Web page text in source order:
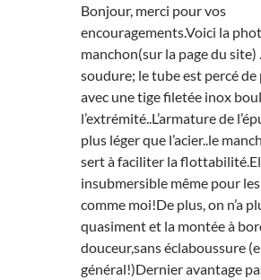
Bonjour, merci pour vos
encouragements.Voici la
manchon(sur la page du site)
soudure; le tube est percé
avec une tige filetée inox
l’extrémité..L’armature de
plus léger que l’acier..le
sert à faciliter la
insubmersible même pour
comme moi!De plus, on n’a
quasiment et la montée à
douceur,sans éclaboussure
général!)Dernier avantage